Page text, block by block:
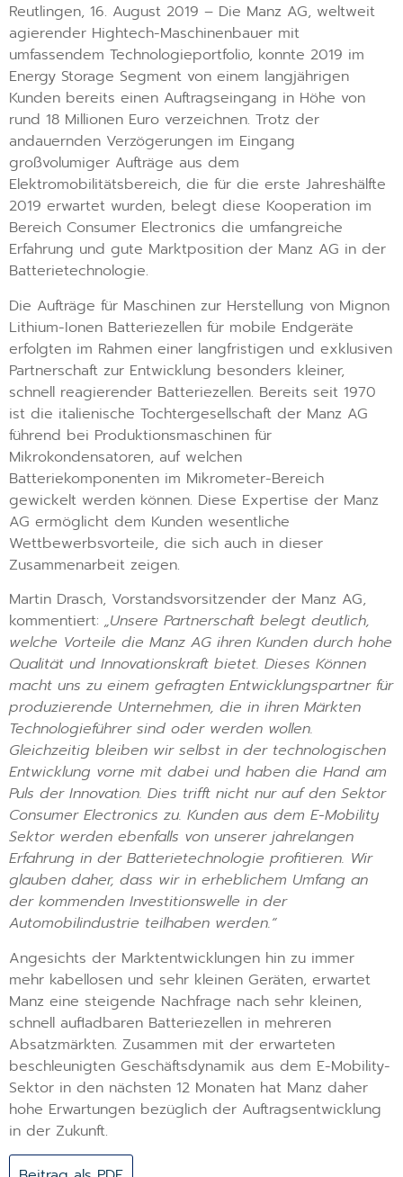
Reutlingen, 16. August 2019 – Die Manz AG, weltweit
agierender Hightech-Maschinenbauer mit
umfassendem Technologieportfolio, konnte 2019 im
Energy Storage Segment von einem langjährigen
Kunden bereits einen Auftragseingang in Höhe von
rund 18 Millionen Euro verzeichnen. Trotz der
andauernden Verzögerungen im Eingang
großvolumiger Aufträge aus dem
Elektromobilitätsbereich, die für die erste Jahreshälfte
2019 erwartet wurden, belegt diese Kooperation im
Bereich Consumer Electronics die umfangreiche
Erfahrung und gute Marktposition der Manz AG in der
Batterietechnologie.
Die Aufträge für Maschinen zur Herstellung von Mignon
Lithium-Ionen Batteriezellen für mobile Endgeräte
erfolgten im Rahmen einer langfristigen und exklusiven
Partnerschaft zur Entwicklung besonders kleiner,
schnell reagierender Batteriezellen. Bereits seit 1970
ist die italienische Tochtergesellschaft der Manz AG
führend bei Produktionsmaschinen für
Mikrokondensatoren, auf welchen
Batteriekomponenten im Mikrometer-Bereich
gewickelt werden können. Diese Expertise der Manz
AG ermöglicht dem Kunden wesentliche
Wettbewerbsvorteile, die sich auch in dieser
Zusammenarbeit zeigen.
Martin Drasch, Vorstandsvorsitzender der Manz AG,
kommentiert:„Unsere Partnerschaft belegt deutlich,
welche Vorteile die Manz AG ihren Kunden durch hohe
Qualität und Innovationskraft bietet. Dieses Können
macht uns zu einem gefragten Entwicklungspartner für
produzierende Unternehmen, die in ihren Märkten
Technologieführer sind oder werden wollen.
Gleichzeitig bleiben wir selbst in der technologischen
Entwicklung vorne mit dabei und haben die Hand am
Puls der Innovation. Dies trifft nicht nur auf den Sektor
Consumer Electronics zu. Kunden aus dem E-Mobility
Sektor werden ebenfalls von unserer jahrelangen
Erfahrung in der Batterietechnologie profitieren. Wir
glauben daher, dass wir in erheblichem Umfang an
der kommenden Investitionswelle in der
Automobilindustrie teilhaben werden.“
Angesichts der Marktentwicklungen hin zu immer
mehr kabellosen und sehr kleinen Geräten, erwartet
Manz eine steigende Nachfrage nach sehr kleinen,
schnell aufladbaren Batteriezellen in mehreren
Absatzmärkten. Zusammen mit der erwarteten
beschleunigten Geschäftsdynamik aus dem E-Mobility-
Sektor in den nächsten 12 Monaten hat Manz daher
hohe Erwartungen bezüglich der Auftragsentwicklung
in der Zukunft.